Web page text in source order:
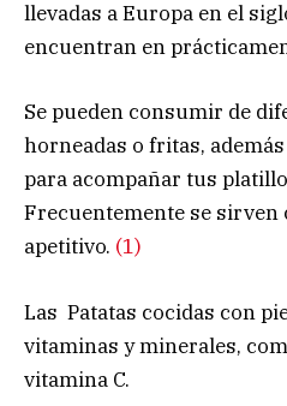
llevadas a Europa en el
encuentran en
Se pueden consumir de
horneadas o fritas,
para acompañar tus
Frecuentemente se
apetitivo. (1)
Las Patatas cocidas con
vitaminas y minerales,
vitamina C.